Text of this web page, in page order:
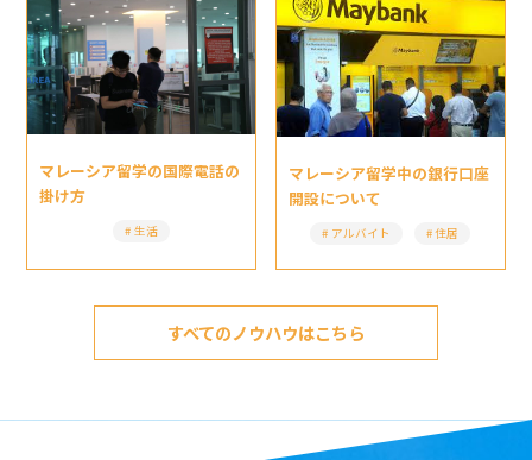
マレーシア留学の国際電話の
掛け方
生活
マレーシア留学中の銀行口座
開設について
アルバイト 住居
すべてのノウハウはこちら